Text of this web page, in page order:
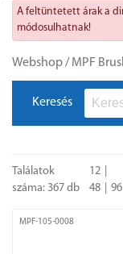
A feltüntetett árak a
módosulhatnak!
Webshop/ MPF
Keresés
Találatok
száma: 367 db
12
48
96
MPF-105-0008